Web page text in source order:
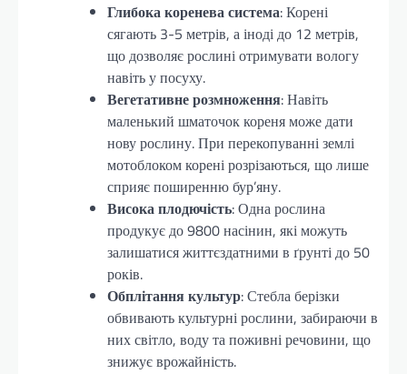
Глибока коренева система: Корені
сягають 3-5 метрів, а іноді до 12 метрів,
що дозволяє рослині отримувати вологу
навіть у посуху.
Вегетативне розмноження: Навіть
маленький шматочок кореня може дати
нову рослину. При перекопуванні землі
мотоблоком корені розрізаються, що лише
сприяє поширенню бур’яну.
Висока плодючість: Одна рослина
продукує до 9800 насінин, які можуть
залишатися життєздатними в ґрунті до 50
років.
Обплітання культур: Стебла берізки
обвивають культурні рослини, забираючи в
них світло, воду та поживні речовини, що
знижує врожайність.